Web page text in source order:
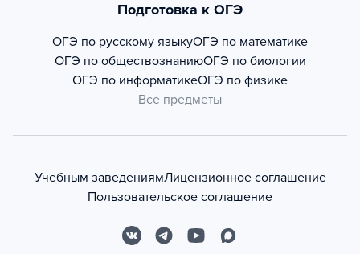
Подготовка к ОГЭ
ОГЭ по русскому языкуОГЭ по математике
ОГЭ по обществознаниюОГЭ по биологии
ОГЭ по информатикеОГЭ по физике
Все предметы
Учебным заведениямЛицензионное соглашение
Пользовательское соглашение